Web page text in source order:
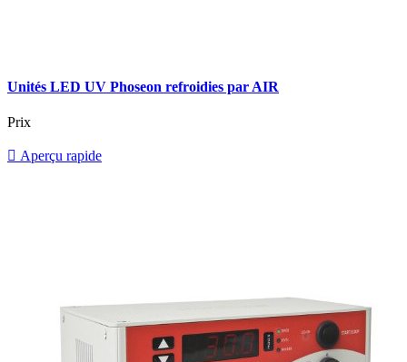
Unités LED UV Phoseon refroidies par AIR
Prix
 Aperçu rapide